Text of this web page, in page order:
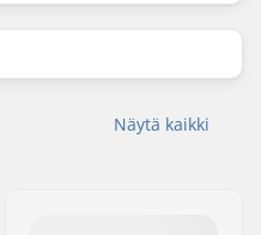
Näytä kaikki